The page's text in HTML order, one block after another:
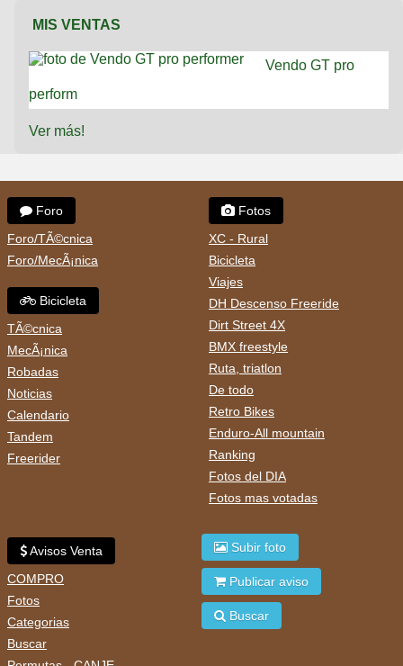
MIS VENTAS
Vendo GT pro
perform
Ver más!
Foro
Foro/TÃ©cnica
Foro/MecÃ¡nica
Bicicleta
TÃ©cnica
MecÃ¡nica
Robadas
Noticias
Calendario
Tandem
Freerider
Fotos
XC - Rural
Bicicleta
Viajes
DH Descenso Freeride
Dirt Street 4X
BMX freestyle
Ruta, triatlon
De todo
Retro Bikes
Enduro-All mountain
Ranking
Fotos del DIA
Fotos mas votadas
Avisos Venta
COMPRO
Fotos
Categorias
Buscar
Subir foto
Publicar aviso
Buscar